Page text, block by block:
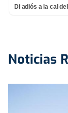
Di adiós a la cal
Noticias